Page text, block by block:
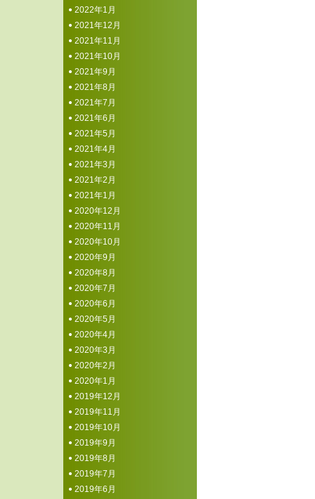
2022年1月
2021年12月
2021年11月
2021年10月
2021年9月
2021年8月
2021年7月
2021年6月
2021年5月
2021年4月
2021年3月
2021年2月
2021年1月
2020年12月
2020年11月
2020年10月
2020年9月
2020年8月
2020年7月
2020年6月
2020年5月
2020年4月
2020年3月
2020年2月
2020年1月
2019年12月
2019年11月
2019年10月
2019年9月
2019年8月
2019年7月
2019年6月